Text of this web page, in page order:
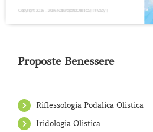
Proposte Benessere
Riflessologia Podalica Olistica
Iridologia Olistica
Copyright 2016 - 2026 NaturopatiaOlistica | Privacy |